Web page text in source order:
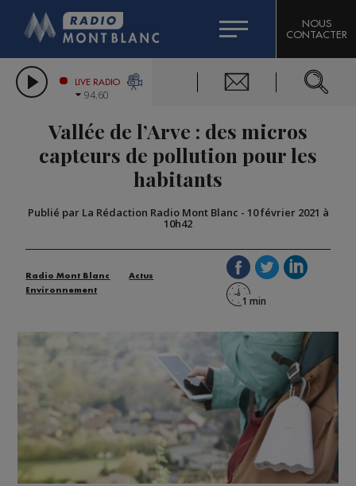
LES CHRONIQUES DE L'EXPERT
CITIZEN MACHINERY
GRAND MASSIF DOMAINES SKIABLES
BIGARD
COMPAGNIE DU MONT-BLANC
NOUS
CONTACTER
LIVE RADIO
94.60
Vallée de l’Arve : des micros
capteurs de pollution pour les
habitants
Publié par La Rédaction Radio Mont Blanc - 10 février 2021 à
10h42
Radio Mont Blanc
Actus
Environnement